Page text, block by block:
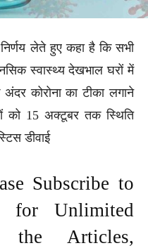
लेते हुए कहा है कि सभी
स्वास्थ्य देखभाल घरों में
कोरोना का टीका लगाने
को 15 अक्टूबर तक स्थिति
डीवाई
Subscribe to
for Unlimited
Articles,